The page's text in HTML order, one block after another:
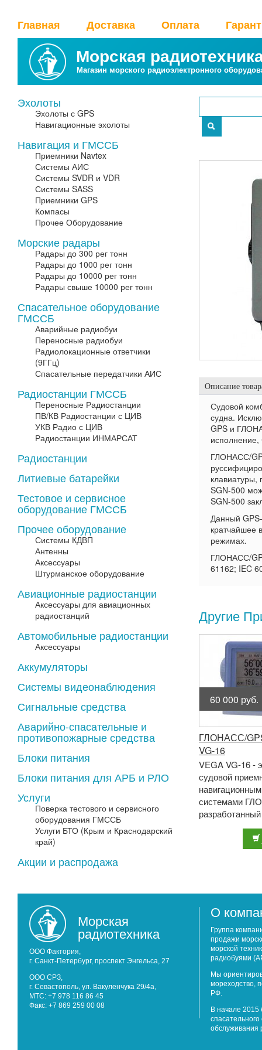
Главная Доставка Оплата
Морская
Магазин морского радиоэлектронного
Эхолоты
Эхолоты с GPS
Навигационные эхолоты
Навигация и ГМССБ
Приемники Navtex
Системы АИС
Системы SVDR и VDR
Системы SASS
Приемники GPS
Компасы
Прочее Оборудование
Морские радары
Радары до 300 рег тонн
Радары до 1000 рег тонн
Радары до 10000 рег тонн
Радары свыше 10000 рег тонн
Спасательное оборудование
ГМССБ
Аварийные радиобуи
Переносные радиобуи
Радиолокационные ответчики
(9ГГц)
Спасательные передатчики АИС
Радиостанции ГМССБ
Переносные Радиостанции
ПВ/КВ Радиостанции с ЦИВ
УКВ Радио с ЦИВ
Радиостанции ИНМАРСАТ
Радиостанции
Литиевые батарейки
Тестовое и сервисное
оборудование ГМССБ
Прочее оборудование
Системы КДВП
Антенны
Аксессуары
Штурманское оборудование
Авиационные радиостанции
Аксессуары для авиационных
радиостанций
Автомобильные радиостанции
Аксессуары
Аккумуляторы
Системы видеонаблюдения
Сигнальные средства
Аварийно-спасательные и
противопожарные средства
Блоки питания
Блоки питания для АРБ и РЛО
Услуги
Поверка тестового и сервисного
оборудования ГМССБ
Услуги БТО (Крым и Краснодарский
край)
Акции и распродажа
Описание
Судовой
судна.
GPS и
исполнение,
ГЛОНАСС/
клавиатуры,
SGN-500
SGN-500
Данный
кратчайшее
режимах.
ГЛОНАСС/
61162; IEC
Другие
60 000 руб.
ГЛОНАСС/
VG-16
VEGA VG-16 -
судовой
системами
судах всех
спроэктирован
Морская
радиотехника
ООО Фактория,
г. Санкт-Петербург, проспект Энгельса, 27
ООО СРЗ,
г. Севастополь, ул. Вакуленчука 29/4а,
МТС: +7 978 116 86 45
Факс: +7 869 259 00 08
О
Группа
продажи
морской
радиобуями
Мы
мореходство,
РФ.
В начале 2015
обслуживания